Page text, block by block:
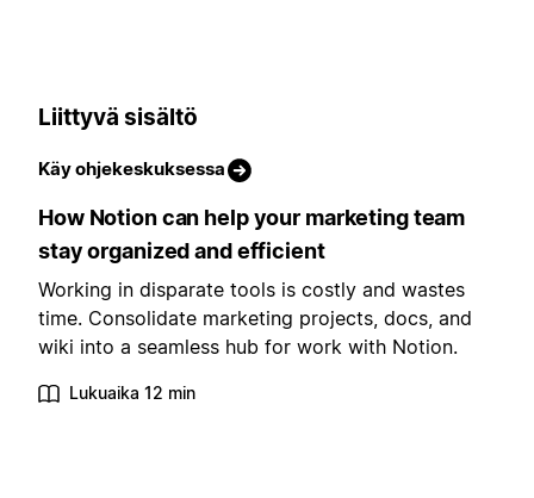
Liittyvä sisältö
Käy ohjekeskuksessa
How Notion can help your marketing team
stay organized and efficient
Working in disparate tools is costly and wastes
time. Consolidate marketing projects, docs, and
wiki into a seamless hub for work with Notion.
Lukuaika 12 min